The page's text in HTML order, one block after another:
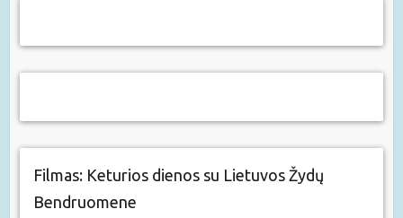
Filmas: Keturios dienos su Lietuvos Žydų
Bendruomene